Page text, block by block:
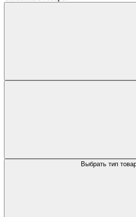
Выбрать тип